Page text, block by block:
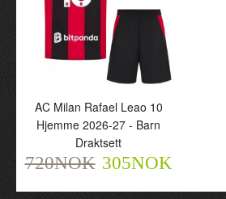
AC Milan Rafael Leao 10
Hjemme 2026-27 - Barn
Draktsett
720NOK 305NOK